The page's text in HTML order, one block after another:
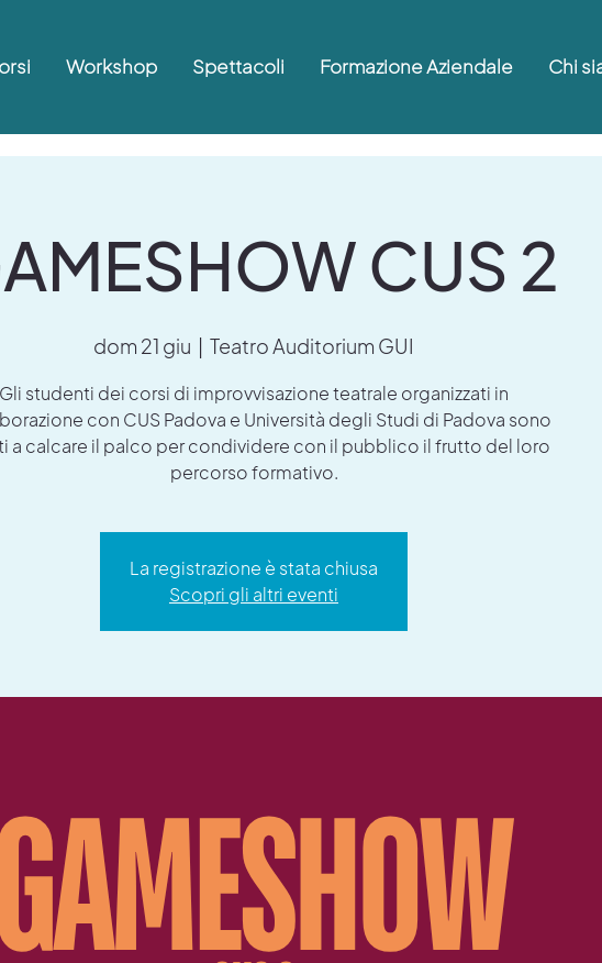
Workshop Spettacoli Formazione Aziendale Chi
CUS 2
dom 21 giu Teatro Auditorium GUI
Gli studenti dei corsi di improvvisazione teatrale organizzati in
con CUS Padova e Università degli Studi di Padova sono
a calcare il palco per condividere con il pubblico il frutto del loro
percorso formativo.
La registrazione è stata chiusa
Scopri gli altri eventi